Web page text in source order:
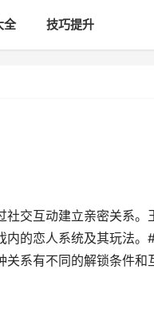
全 技巧提升
交互动建立亲密关系
的恋人系统及其玩法
系有不同的解锁条件